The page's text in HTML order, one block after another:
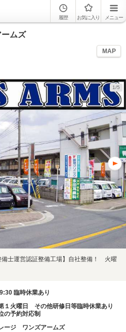
履歴 お気に入り メニュー
ームズ
MAP
1/5
備士運営認証整備工場】自社整備！ 火曜
臨時休業あり
１火曜日 その他研修日等臨時休業あり
の予約対応制
ージ ワンズアームズ